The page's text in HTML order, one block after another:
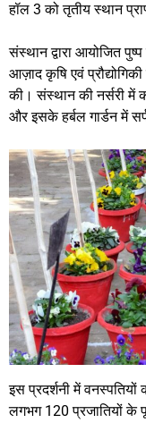
हॉल 3 को तृतीय स्थान
संस्थान द्वारा आयोजित
आज़ाद कृषि एवं
की। संस्थान की नर्सरी में
और इसके हर्बल गार्डन में
इस प्रदर्शनी में
लगभग 120 प्रजातियों के